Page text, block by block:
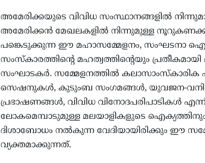
അമേരിക്കയുടെ വിവിധ സംസ്ഥാനങ്ങളില്‍
അമേരിക്കന്‍ മേഖലകളില്‍ നിന്നുമുള്ള
പങ്കെടുക്കുന്ന ഈ മഹാസമ്മേളനം, സംഘടനാ
സംസ്‌കാരത്തിന്റെ മഹത്വത്തിന്റെയും
സംഘാടകര്‍. സമ്മേളനത്തില്‍ കലാസാംസ്‌കാരിക
സെഷനുകള്‍, കുടുംബ സംഗമങ്ങള്‍, യുവജന-
പ്രഭാഷണങ്ങള്‍, വിവിധ വിനോദപരിപാടികള്‍
ലോകമെമ്പാടുമുള്ള മലയാളികളുടെ
ദിശാബോധം നല്‍കുന്ന വേദിയായിരിക്കും ഈ
വ്യക്തമാക്കുന്നത്.